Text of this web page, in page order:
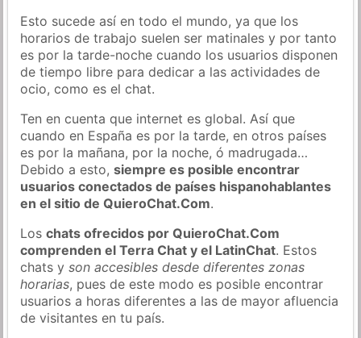
Esto sucede así en todo el mundo, ya que los
horarios de trabajo suelen ser matinales y por tanto
es por la tarde-noche cuando los usuarios disponen
de tiempo libre para dedicar a las actividades de
ocio, como es el chat.
Ten en cuenta que internet es global. Así que
cuando en España es por la tarde, en otros países
es por la mañana, por la noche, ó madrugada…
Debido a esto,siempre es posible encontrar
usuarios conectados de países hispanohablantes
en el sitio de QuieroChat.Com.
Loschats ofrecidos por QuieroChat.Com
comprenden el Terra Chat y el LatinChat. Estos
chats yson accesibles desde diferentes zonas
horarias, pues de este modo es posible encontrar
usuarios a horas diferentes a las de mayor afluencia
de visitantes en tu país.